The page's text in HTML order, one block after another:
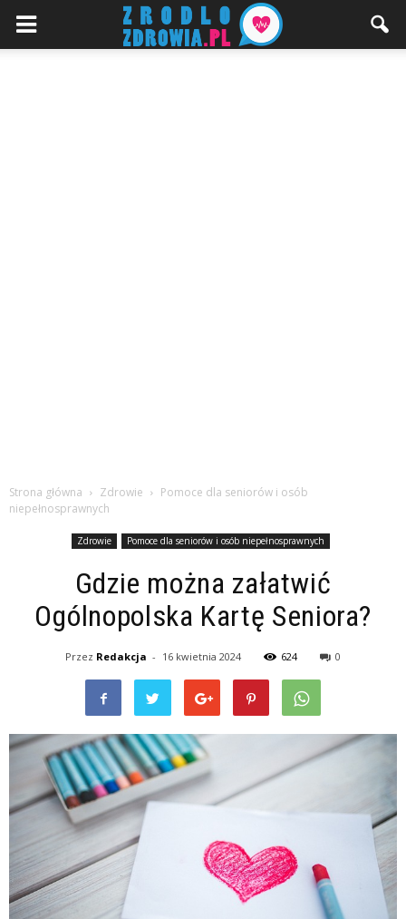
Strona główna Zdrowie
Pomoce dla seniorów i osób
niepełnosprawnych
Zdrowie Pomoce dla seniorów i osób niepełnosprawnych
Gdzie można załatwić
Ogólnopolska Kartę Seniora?
Przez Redakcja - 16 kwietnia 2024 624 0